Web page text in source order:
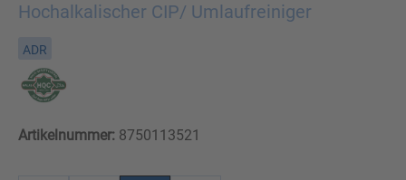
Hochalkalischer CIP/ Umlaufreiniger
ADR
Artikelnummer: 8750113521